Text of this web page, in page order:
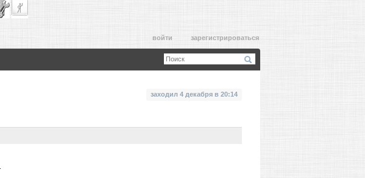
войти зарегистрироваться
заходил 4 декабря в 20:14